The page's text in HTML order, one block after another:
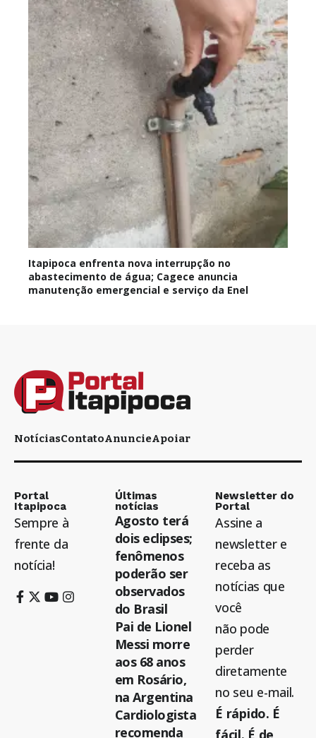
Itapipoca enfrenta nova interrupção no
abastecimento de água; Cagece anuncia
manutenção emergencial e serviço da Enel
NotíciasContatoAnuncieApoiar
Portal
Itapipoca
Sempre à
frente da
notícia!
Últimas
notícias
Agosto terá
dois eclipses;
fenômenos
poderão ser
observados
do Brasil
Pai de Lionel
Messi morre
aos 68 anos
em Rosário,
na Argentina
Cardiologista
recomenda
Newsletter do
Portal
Assine a
newsletter e
receba as
notícias que
você
não pode
perder
diretamente
no seu e-mail.
É rápido. É
fácil. É de